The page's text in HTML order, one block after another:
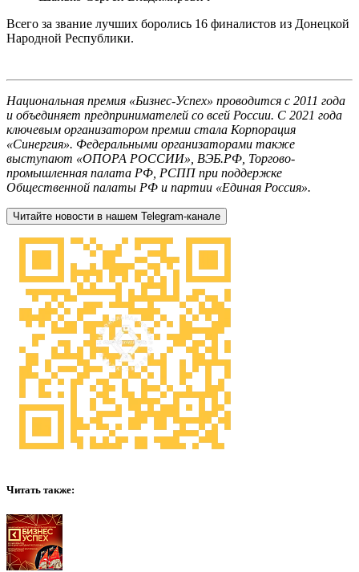
Всего за звание лучших боролись 16 финалистов из Донецкой
Народной Республики.
Национальная премия «Бизнес-Успех» проводится с 2011 года
и объединяет предпринимателей со всей России. С 2021 года
ключевым организатором премии стала Корпорация
«Синергия». Федеральными организаторами также
выступают «ОПОРА РОССИИ», ВЭБ.РФ, Торгово-
промышленная палата РФ, РСПП при поддержке
Общественной палаты РФ и партии «Единая Россия».
Читайте новости в нашем Telegram-канале
Читать также: